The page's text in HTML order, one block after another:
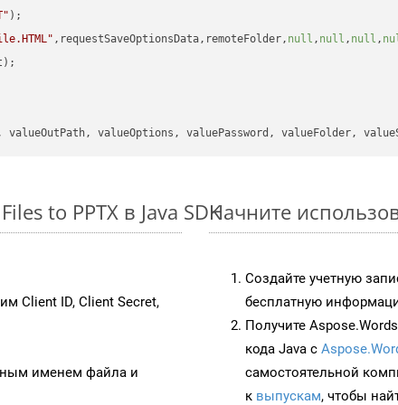
);
,requestSaveOptionsData,remoteFolder, null , null , null ,
to PPTX в Java SDK
Client ID, Client Secret,
именем файла и
Начните
Создайте учетную
бесплатную
Получите
кода Java с
самостоятельной
к выпускам, чтобы